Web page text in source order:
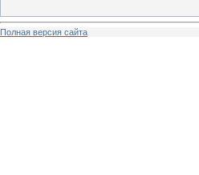
Полная версия сайта